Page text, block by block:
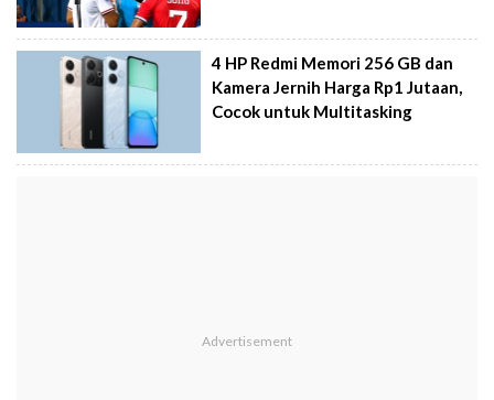
4 HP Redmi Memori 256 GB dan
Kamera Jernih Harga Rp1 Jutaan,
Cocok untuk Multitasking